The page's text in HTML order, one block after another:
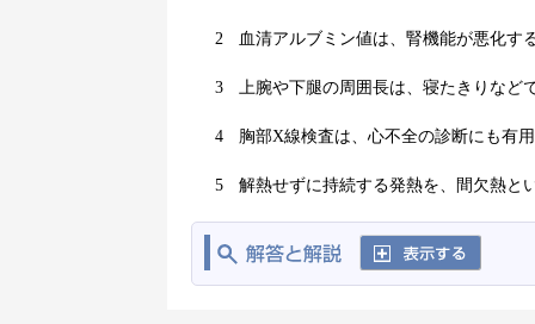
2 血清アルブミン値は、腎機能が悪化す
3 上腕や下腿の周囲長は、寝たきりな
4 胸部X線検査は、心不全の診断にも有
5 解熱せずに持続する発熱を、間欠熱と